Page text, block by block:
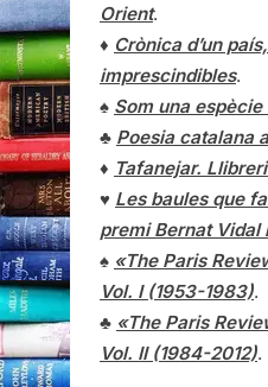
Orient.
♦ Crònica d’un
imprescindibles.
♠ Som una
♣ Poesia catalana
♦ Tafanejar.
♥ Les baules que
premi Bernat Vidal
♠ «The Paris
Vol. I (1953-1983).
♣ «The Paris
Vol. II (1984-2012).